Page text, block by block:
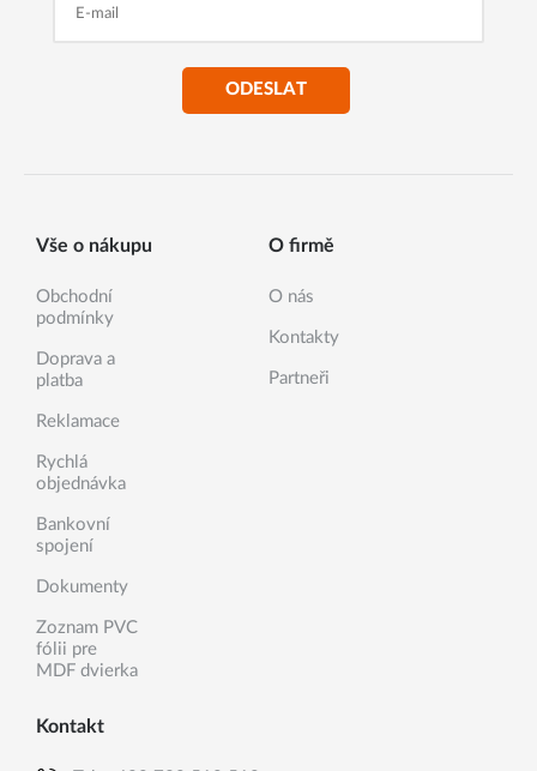
ODESLAT
Vše o nákupu
Obchodní
podmínky
Doprava a
platba
Reklamace
Rychlá
objednávka
Bankovní
spojení
Dokumenty
Zoznam PVC
fólii pre
MDF dvierka
O firmě
O nás
Kontakty
Partneři
Kontakt